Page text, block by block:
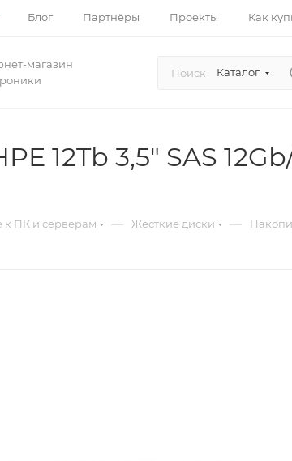
Блог Партнёры Проекты Как
магазин
Каталог
12Tb 3,5" SAS
к ПК и серверам — Жесткие диски —